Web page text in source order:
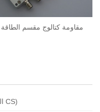
مقاومة كتالوج مقسم الطاقة
مرشح الترددات العالية (النطاق العريض CS)